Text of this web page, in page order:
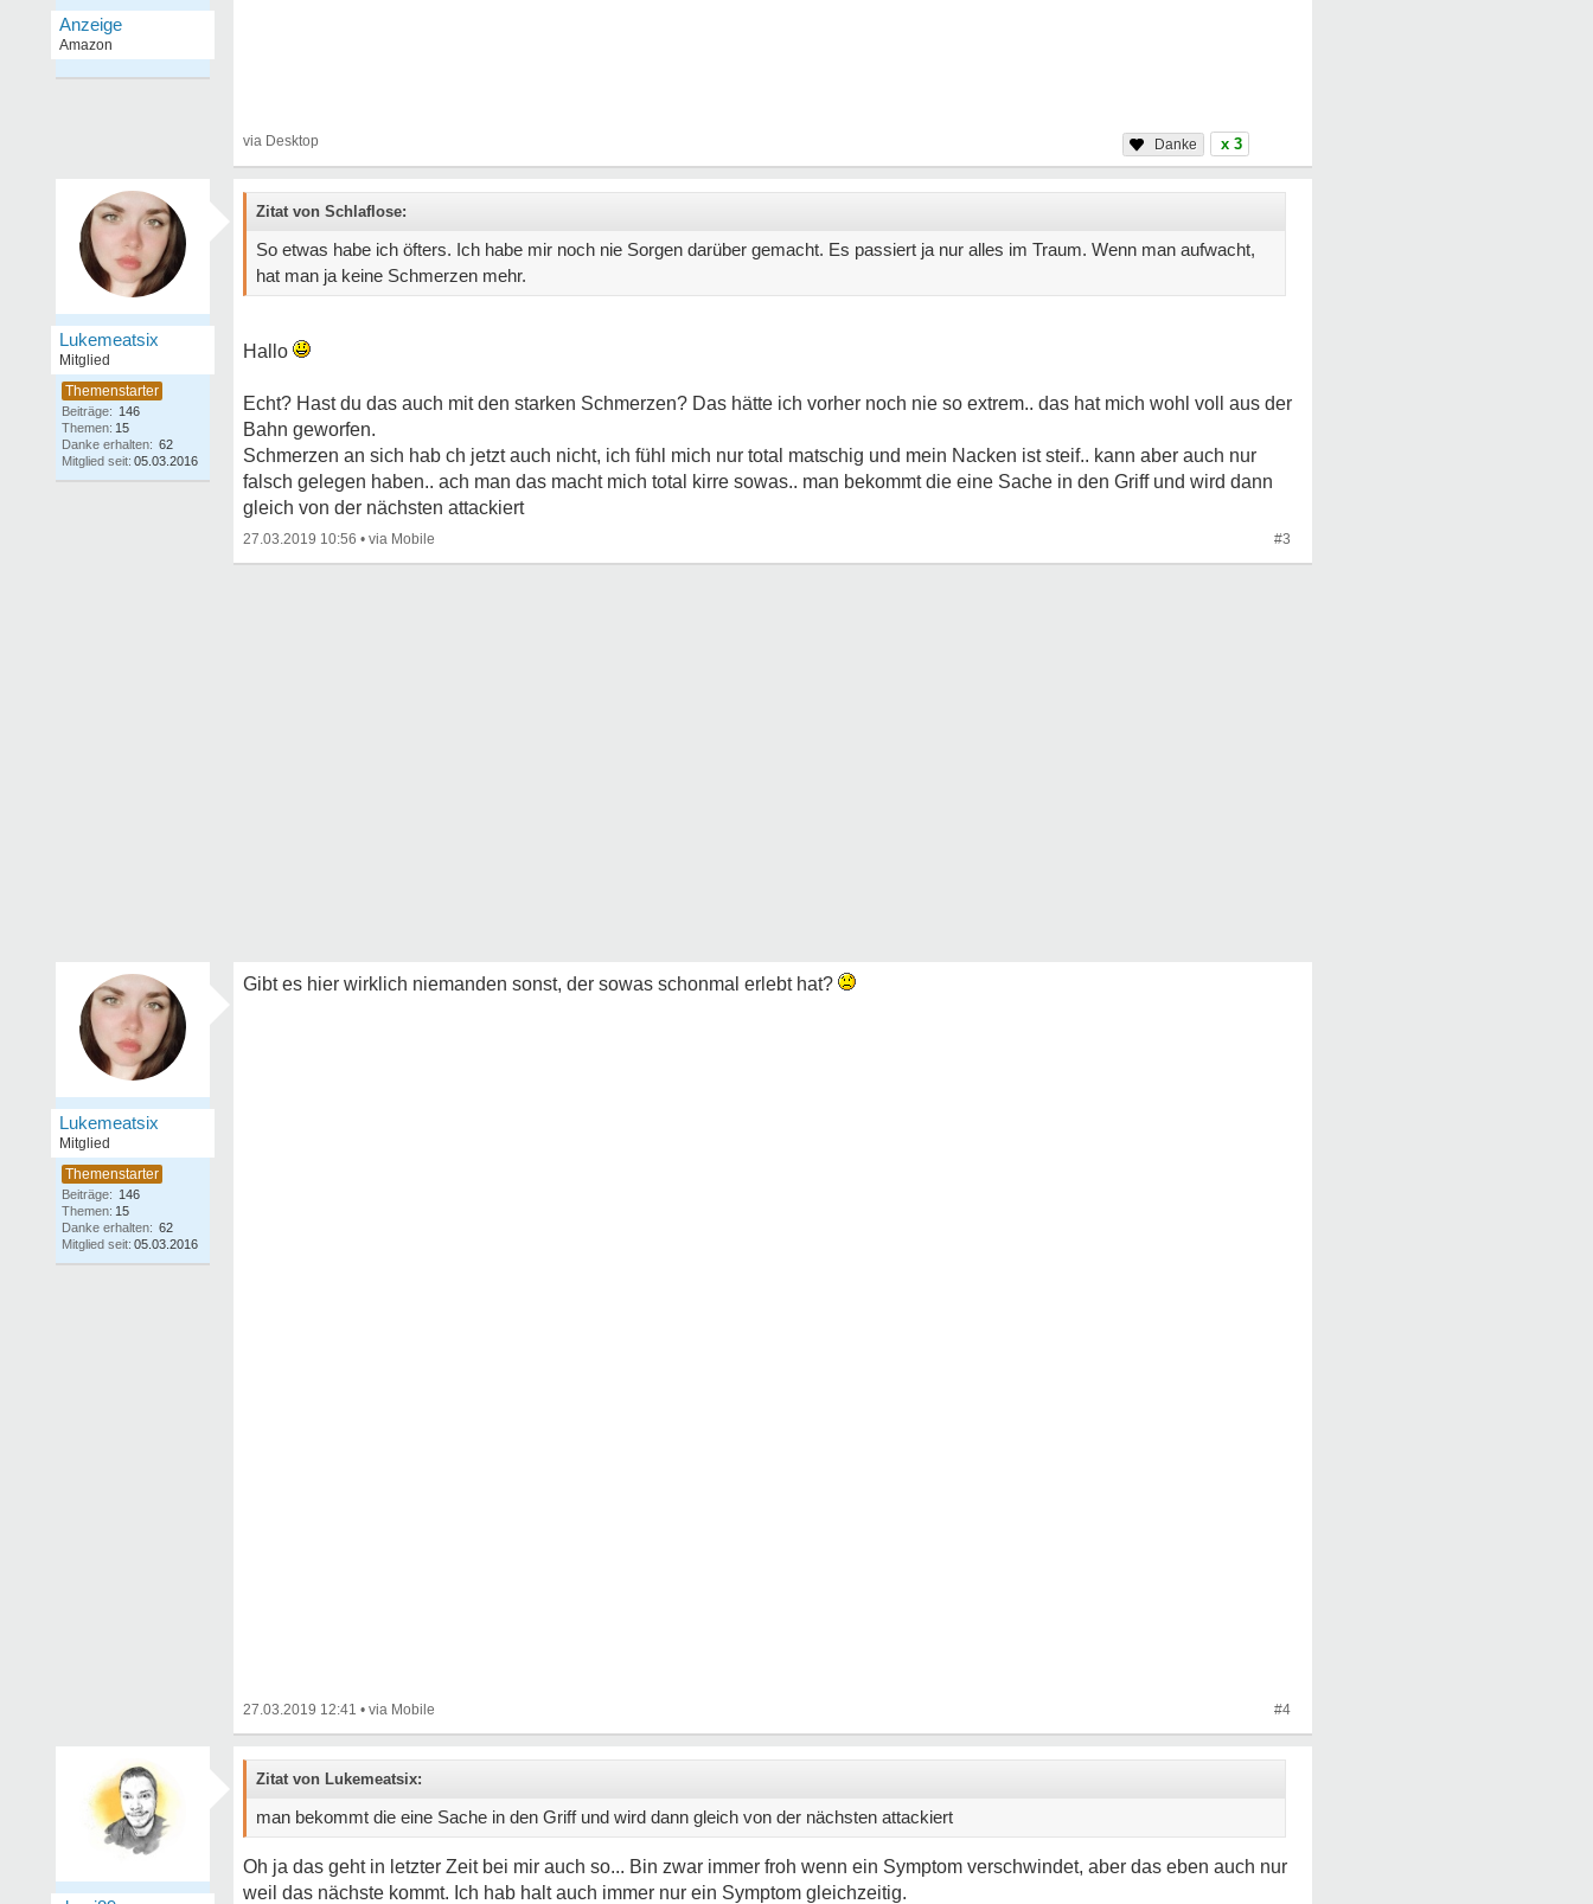
x 3
Lukemeatsix
Mitglied
Beiträge: 146
Themen: 15
Danke erhalten: 62
Mitglied seit: 05.03.2016
Zitat von Schlaflose:
So etwas habe ich öfters. Ich habe mir noch nie Sorgen darüber gemacht. Es passiert ja nur alles im Traum. Wenn man aufwacht,
hat man ja keine Schmerzen mehr.
Hallo
Echt? Hast du das auch mit den starken Schmerzen? Das hätte ich vorher noch nie so extrem.. das hat mich wohl voll aus der
Bahn geworfen.
Schmerzen an sich hab ch jetzt auch nicht, ich fühl mich nur total matschig und mein Nacken ist steif.. kann aber auch nur
falsch gelegen haben.. ach man das macht mich total kirre sowas.. man bekommt die eine Sache in den Griff und wird dann
gleich von der nächsten attackiert
27.03.2019 10:56 • #3
Lukemeatsix
Mitglied
Beiträge: 146
Themen: 15
Danke erhalten: 62
Mitglied seit: 05.03.2016
Gibt es hier wirklich niemanden sonst, der sowas schonmal erlebt hat?
27.03.2019 12:41 • #4
Zitat von Lukemeatsix:
man bekommt die eine Sache in den Griff und wird dann gleich von der nächsten attackiert
Oh ja das geht in letzter Zeit bei mir auch so... Bin zwar immer froh wenn ein Symptom verschwindet, aber das eben auch nur
weil das nächste kommt. Ich hab halt auch immer nur ein Symptom gleichzeitig.